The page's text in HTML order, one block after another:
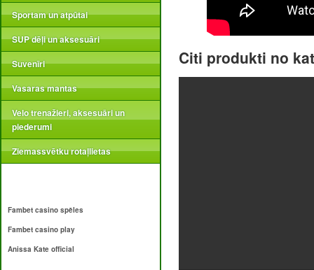
Sportam un atpūtai
SUP dēļi un aksesuāri
Suvenīri
Vasaras mantas
Velo trenažieri, aksesuāri un
piederumi
Ziemassvētku rotaļlietas
Fambet casino spēles
Fambet casino play
Anissa Kate official
Citi produkti no